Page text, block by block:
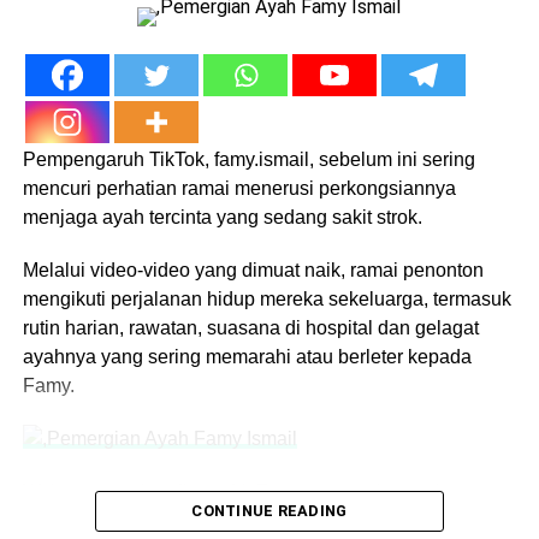
kes remaja curi duit masjidyang semakin
dengan kemerosotan nilai dalam kalangan generasi
muda.
“Masjid sepatutnya jadi tempat paling selamat, bukan
sasaran jenayah,” tulis seorang pengguna.
Isu Sosial Remaja Malaysia
Kembali Dipersoal
Kejadian ini sekali lagi membuka perbincangan tentang
isu sosial remaja Malaysia, termasuk peranan keluarga,
pendidikan dan masyarakat dalam membentuk sahsiah
juga pandangan yang mencadangkan pendekatan
mendidik dan membimbing agar remaja tidak terus
Pempengaruh TikTok, famy.ismail, sebelum ini sering
mencuri perhatian ramai menerusi perkongsiannya
menjaga ayah tercinta yang sedang sakit strok.
Melalui video-video yang dimuat naik, ramai penonton
mengikuti perjalanan hidup mereka sekeluarga, termasuk
rutin harian, rawatan, suasana di hospital dan gelagat
ayahnya yang sering memarahi atau berleter kepada
Famy.
Walaupun sering dimarahi, Famy tetap sabar melayan
kerenah ayahnya. Malah, hubungan mereka membuatkan
CONTINUE READING